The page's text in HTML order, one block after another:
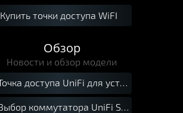
Купить точки доступа WiFI
Обзор
Новости и обзор модели
доступа UniFi для установки на улице.
коммутатора UniFi Switch.